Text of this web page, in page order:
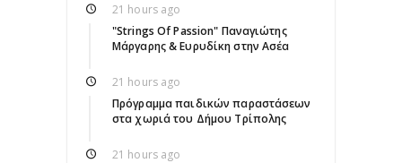
21 hours ago
"Strings Of Passion" Παναγιώτης
Μάργαρης & Ευρυδίκη στην Ασέα
21 hours ago
Πρόγραμμα παιδικών παραστάσεων
στα χωριά του Δήμου Τρίπολης
21 hours ago